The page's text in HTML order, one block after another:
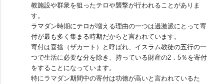
教施設や群衆を狙ったテロや襲撃が行われることがありま
す。
ラマダン時期にテロが増える理由の一つは過激派にとって寄
付が最も多く集まる時期だからと言われています。
寄付は喜捨（ザカート）と呼ばれ、イスラム教徒の五行の一
つで生活に必要な分を除き、持っている財産の2．5％を寄付
をすることになっています。
特にラマダン期間中の寄付は功徳が高いと言われているた